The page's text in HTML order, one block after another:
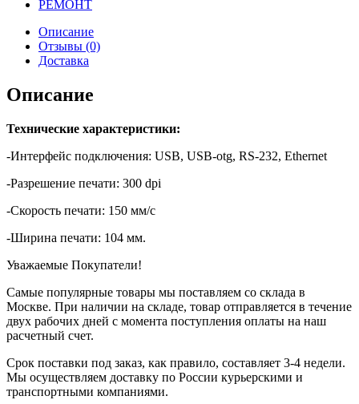
РЕМОНТ
Описание
Отзывы (0)
Доставка
Описание
Технические характеристики:
-Интерфейс подключения: USB, USB-otg, RS-232, Ethernet
-Разрешение печати: 300 dpi
-Скорость печати: 150 мм/с
-Ширина печати: 104 мм.
Уважаемые Покупатели!
Самые популярные товары мы поставляем со склада в
Москве. При наличии на складе, товар отправляется в течение
двух рабочих дней с момента поступления оплаты на наш
расчетный счет.
Срок поставки под заказ, как правило, составляет 3-4 недели.
Мы осуществляем доставку по России курьерскими и
транспортными компаниями.